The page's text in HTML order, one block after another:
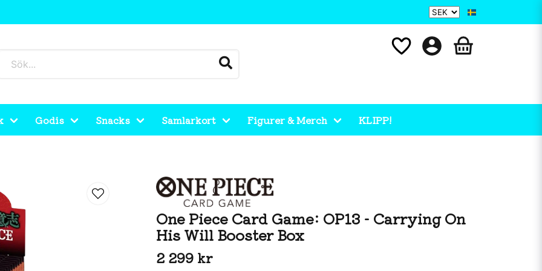
Godis Snacks Samlarkort Figurer & Merch KLIPP!
His Will Booster Box
One Piece Card Game: OP13 - Carrying On
His Will Booster Box
2 299 kr